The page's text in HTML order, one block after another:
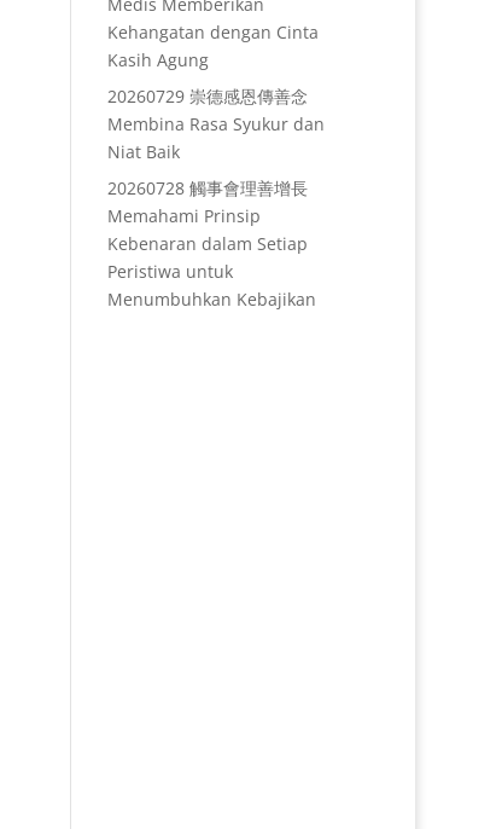
Kehangatan dengan Cinta
Kasih Agung
20260729 崇德感恩傳善念
Membina Rasa Syukur dan
Niat Baik
20260728 觸事會理善增長
Memahami Prinsip
Kebenaran dalam Setiap
Peristiwa untuk
Menumbuhkan Kebajikan